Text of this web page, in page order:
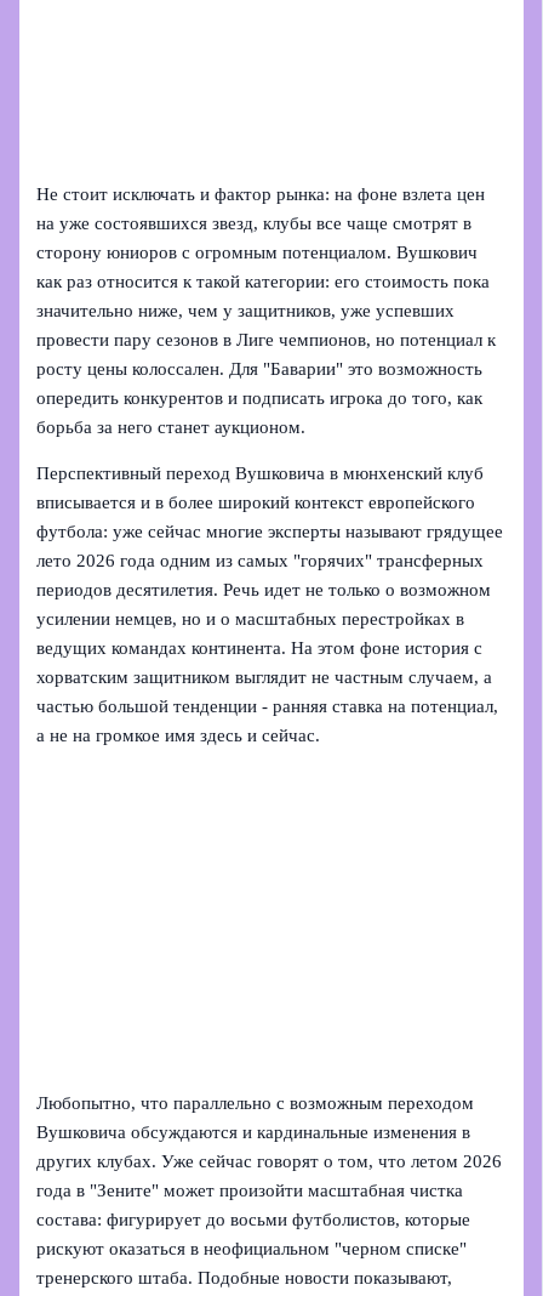
Не стоит исключать и фактор рынка: на фоне взлета цен
на уже состоявшихся звезд, клубы все чаще смотрят в
сторону юниоров с огромным потенциалом. Вушкович
как раз относится к такой категории: его стоимость пока
значительно ниже, чем у защитников, уже успевших
провести пару сезонов в Лиге чемпионов, но потенциал к
росту цены колоссален. Для "Баварии" это возможность
опередить конкурентов и подписать игрока до того, как
борьба за него станет аукционом.
Перспективный переход Вушковича в мюнхенский клуб
вписывается и в более широкий контекст европейского
футбола: уже сейчас многие эксперты называют грядущее
лето 2026 года одним из самых "горячих" трансферных
периодов десятилетия. Речь идет не только о возможном
усилении немцев, но и о масштабных перестройках в
ведущих командах континента. На этом фоне история с
хорватским защитником выглядит не частным случаем, а
частью большой тенденции - ранняя ставка на потенциал,
а не на громкое имя здесь и сейчас.
Любопытно, что параллельно с возможным переходом
Вушковича обсуждаются и кардинальные изменения в
других клубах. Уже сейчас говорят о том, что летом 2026
года в "Зените" может произойти масштабная чистка
состава: фигурирует до восьми футболистов, которые
рискуют оказаться в неофициальном "черном списке"
тренерского штаба. Подобные новости показывают,